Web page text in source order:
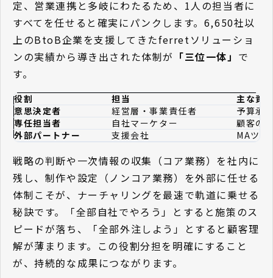
定、営業連携と多岐にわたるため、1人の担当者に
すべてを任せると確実にパンクします。6,650社以
上のBtoB企業を支援してきたferretソリューショ
ンの実績から導き出された体制が 「三位一体」 で
す。
役割 担当
主な責
意思決定者
経営層・事業責任者
予算承
専任担当者
自社マーケター
顧客の
外部パートナー
支援会社 MAツー
戦略の判断や一次情報の収集（コア業務）を社内に
残し、制作や設定（ノンコア業務）を外部に任せる
体制こそが、ナーチャリングを最速で軌道に乗せる
秘訣です。「全部自社でやろう」とすると施策のス
ピードが落ち、「全部外注しよう」とすると顧客理
解が薄まります。この役割分担を明確にすること
が、持続的な成果につながります。